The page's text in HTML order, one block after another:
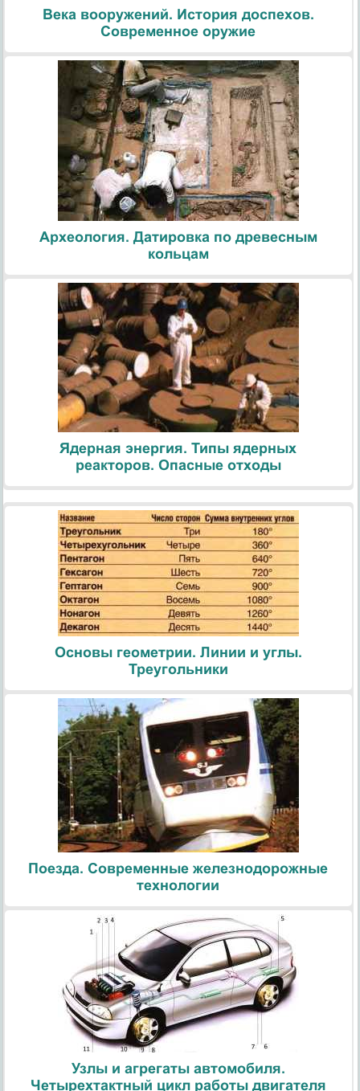
Века вооружений. История доспехов.
Современное оружие
Археология. Датировка по древесным
кольцам
Ядерная энергия. Типы ядерных
реакторов. Опасные отходы
Основы геометрии. Линии и углы.
Треугольники
Поезда. Современные железнодорожные
технологии
Узлы и агрегаты автомобиля.
Четырехтактный цикл работы двигателя